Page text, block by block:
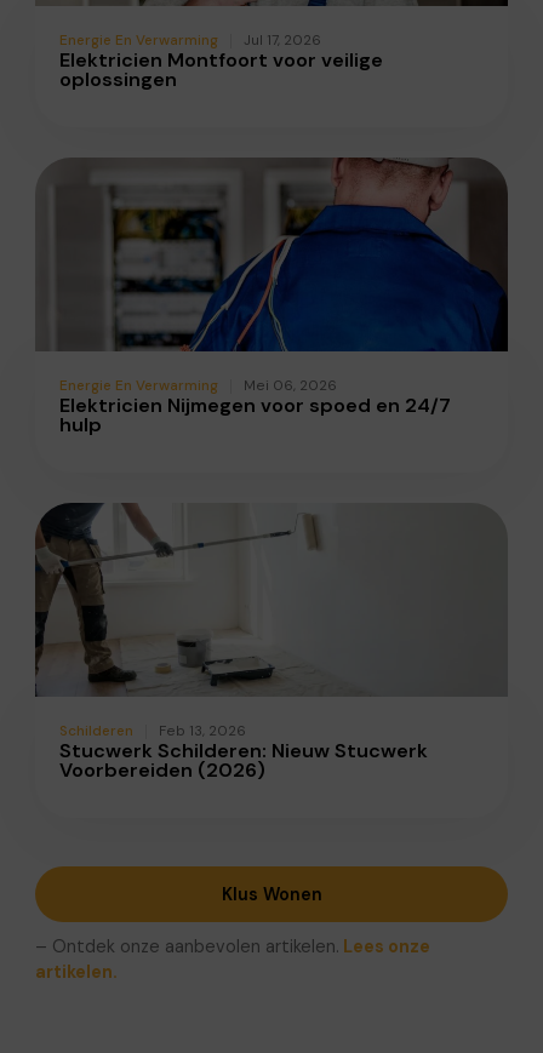
Energie En Verwarming Jul 17, 2026
Elektricien Montfoort voor veilige
oplossingen
Energie En Verwarming Mei 06, 2026
Elektricien Nijmegen voor spoed en 24/7
hulp
Schilderen Feb 13, 2026
Stucwerk Schilderen: Nieuw Stucwerk
Voorbereiden (2026)
Klus Wonen
– Ontdek onze aanbevolen artikelen. Lees onze
artikelen.